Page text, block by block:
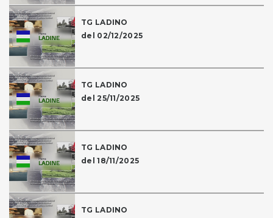
TG LADINO
del 02/12/2025
TG LADINO
del 25/11/2025
TG LADINO
del 18/11/2025
TG LADINO